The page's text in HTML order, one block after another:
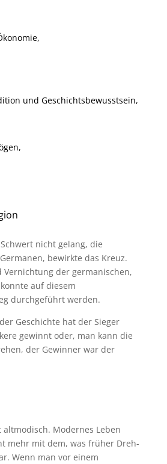
und Geschichtsbewusstsein,
nicht gelang, die
bewirkte das Kreuz.
Vernichtung der germanischen,
auf diesem
durchgeführt werden.
Geschichte hat der Sieger
gewinnt oder, man kann die
der Gewinner war der
altmodisch. Modernes Leben
mehr mit dem, was früher Dreh-
Wenn man vor einem